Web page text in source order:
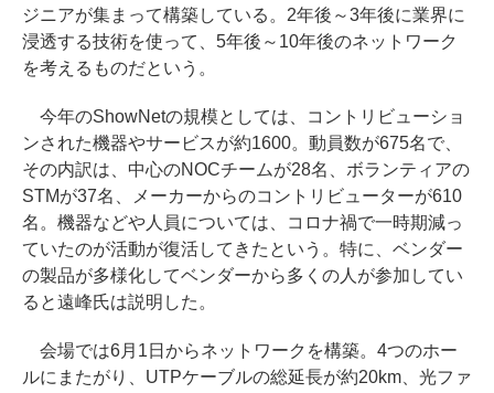
ジニアが集まって構築している。2年後～3年後に業界に
浸透する技術を使って、5年後～10年後のネットワーク
を考えるものだという。
今年のShowNetの規模としては、コントリビューショ
ンされた機器やサービスが約1600。動員数が675名で、
その内訳は、中心のNOCチームが28名、ボランティアの
STMが37名、メーカーからのコントリビューターが610
名。機器などや人員については、コロナ禍で一時期減っ
ていたのが活動が復活してきたという。特に、ベンダー
の製品が多様化してベンダーから多くの人が参加してい
ると遠峰氏は説明した。
会場では6月1日からネットワークを構築。4つのホー
ルにまたがり、UTPケーブルの総延長が約20km、光ファ